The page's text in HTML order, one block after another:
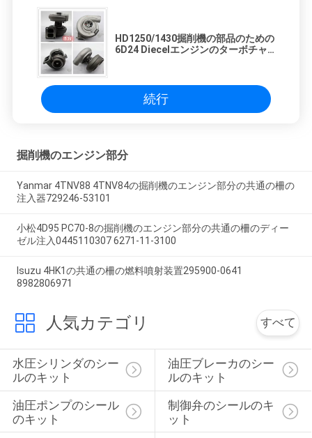
HD1250/1430掘削機の部品のための
6D24 Diecelエンジンのターボチャ
続行
掘削機のエンジン部分
Yanmar 4TNV88 4TNV84の掘削機のエンジン部分の共通の柵の
注入器729246-53101
小松4D95 PC70-8の掘削機のエンジン部分の共通の柵のディー
ゼル注入0445110307 6271-11-3100
Isuzu 4HK1の共通の柵の燃料噴射装置295900-0641
8982806971
人気カテゴリ すべて
水圧シリンダのシー
ルのキット
油圧ブレーカのシー
ルのキット
油圧ポンプのシール
のキット
制御弁のシールのキ
ット